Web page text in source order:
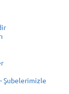
Şubelerimizle